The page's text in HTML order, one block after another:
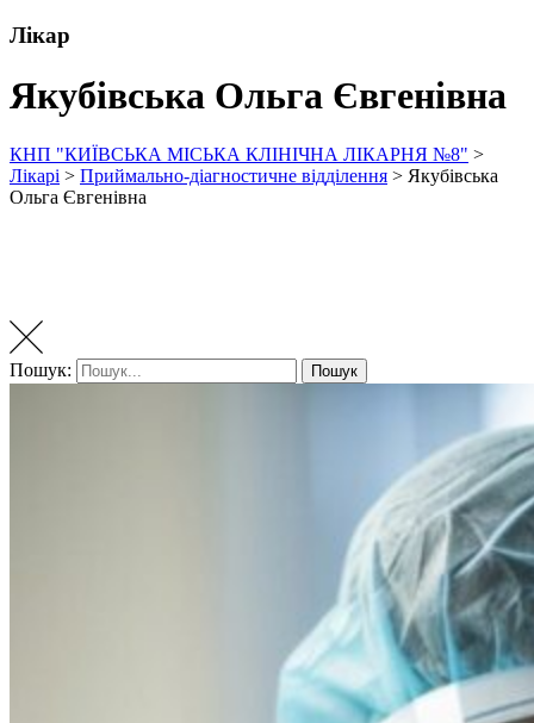
Лікар
Якубівська Ольга Євгенівна
КНП "КИЇВСЬКА МІСЬКА КЛІНІЧНА ЛІКАРНЯ №8" >
Лікарі > Приймально-діагностичне відділення > Якубівська
Ольга Євгенівна
Пошук: Пошук